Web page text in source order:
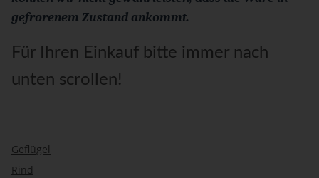
gefrorenem Zustand ankommt.
Für Ihren Einkauf bitte immer nach
unten scrollen!
Geflügel
Rind